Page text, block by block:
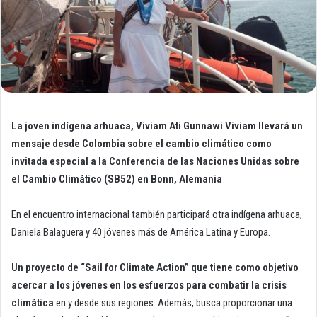
La joven indígena arhuaca, Viviam Ati Gunnawi Viviam llevará un
mensaje desde Colombia sobre el cambio climático como
invitada especial a la Conferencia de las Naciones Unidas sobre
el Cambio Climático (SB52) en Bonn, Alemania
En el encuentro internacional también participará otra indígena arhuaca,
Daniela Balaguera y 40 jóvenes más de América Latina y Europa.
Un proyecto de “Sail for Climate Action” que tiene como objetivo
acercar a los jóvenes en los esfuerzos para combatir la crisis
climática en y desde sus regiones. Además, busca proporcionar una